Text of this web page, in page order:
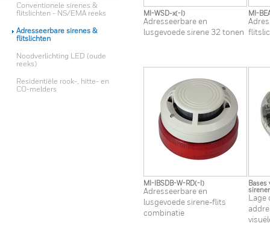
Conventionele sirenes &
flitslichten - NS/EMA reeks
Adresseerbare sirenes &
flitslichten
Noodverlichting LED (oude
reeks)
Residentiële rook-, hitte- en
CO-melders
MI-WSD-x(-I)
Adresseerbare en
lusgevoede sirene 32 tonen
MI-
MI-IBSDB-W-RD(-I)
Adresseerbare en
lusgevoede sirene-flits
combinatie
Bases
Lage